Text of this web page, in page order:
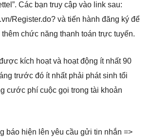
Các bạn truy cập vào link sau:
Register.do? và tiến hành đăng ký để
chức năng thanh toán trực tuyến.
kích hoạt và hoạt động ít nhất 90
trước đó ít nhất phải phát sinh tổi
cước phí cuộc gọi trong tài khoản
báo hiện lên yêu cầu gửi tin nhắn =>